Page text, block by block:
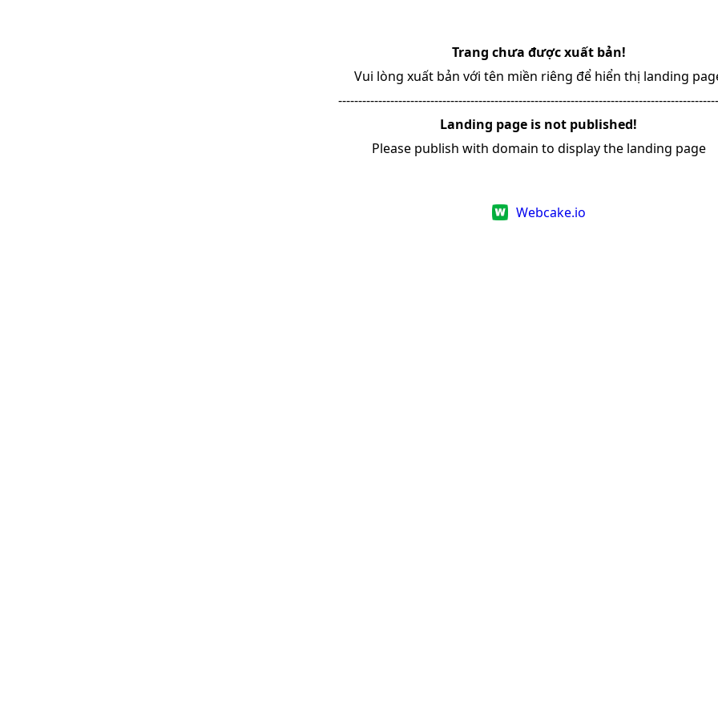
Trang chưa được xuất bản!
Vui lòng xuất bản với tên miền riêng để hiển thị landing
Landing page is not published!
Please publish with domain to display the landing page
Webcake.io